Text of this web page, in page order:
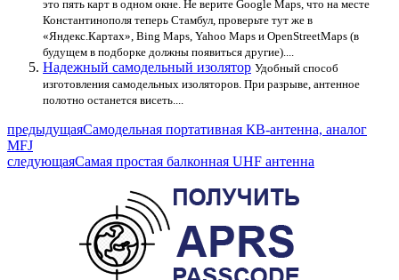
это пять карт в одном окне. Не верите Google Maps, что на месте
Константинополя теперь Стамбул, проверьте тут же в
«Яндекс.Картах», Bing Maps, Yahoo Maps и OpenStreetMaps (в
будущем в подборке должны появиться другие)....
Надежный самодельный изолятор Удобный способ
изготовления самодельных изоляторов. При разрыве, антенное
полотно останется висеть....
предыдущаяСамодельная портативная КВ-антенна, аналог
MFJ
следующаяСамая простая балконная UHF антенна